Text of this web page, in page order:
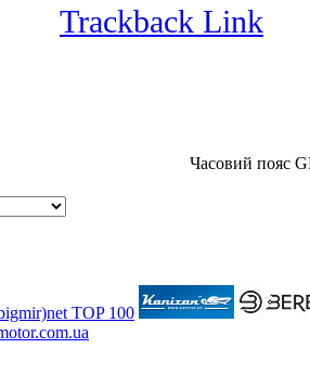
Trackback Link
Часовий пояс